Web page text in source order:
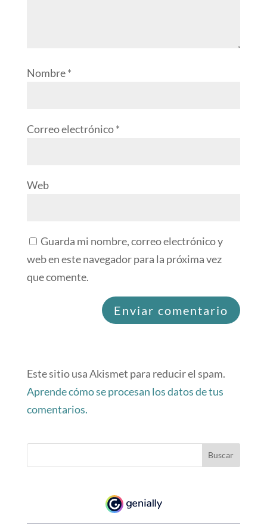
Nombre*
Correo electrónico*
Web
Guarda mi nombre, correo electrónico y
web en este navegador para la próxima vez
que comente.
Este sitio usa Akismet para reducir el spam.
Aprende cómo se procesan los datos de tus
comentarios.